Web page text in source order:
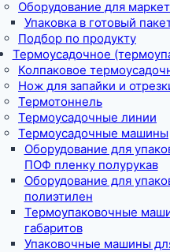
Оборудование для
Упаковка в готовый
Подбор по продукту
Термоусадочное
Колпаковое
Нож для запайки и
Термотоннель
Термоусадочные линии
Термоусадочные машины
Оборудование для
ПОФ пленку полурукав
Оборудование для
полиэтилен
Термоупаковочные
габаритов
Упаковочные машины